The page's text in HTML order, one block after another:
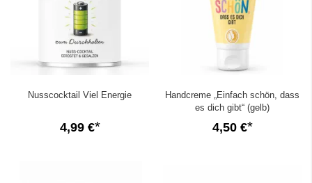
Nusscocktail Viel Energie
4,99 €
Handcreme „Einfach schön, dass
es dich gibt“ (gelb)
4,50 €